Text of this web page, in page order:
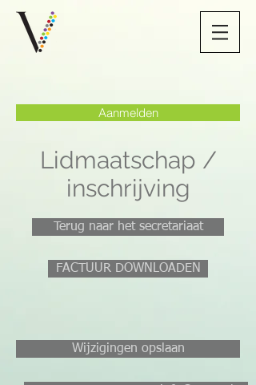
Aanmelden
Lidmaatschap /
inschrijving
Terug naar het secretariaat
FACTUUR DOWNLOADEN
Wijzigingen opslaan